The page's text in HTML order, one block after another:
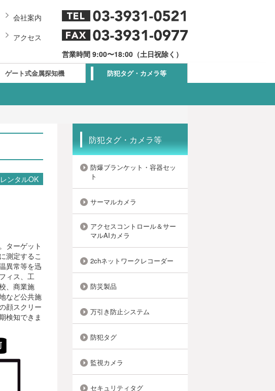
営業時間 9:00〜18:00（土日祝除く）
会社案内
アクセス
ゲート式金属探知機 防犯タグ・カメラ等
レンタルOK
ターゲット
測定するこ
異常等を迅
ィス、工
、商業施
など公共施
顔スクリー
検知できま
防犯タグ・カメラ等
防爆ブランケット・容器セッ
ト
サーマルカメラ
アクセスコントロール＆サー
マルAIカメラ
2chネットワークレコーダー
防災製品
万引き防止システム
防犯タグ
監視カメラ
セキュリティタグ